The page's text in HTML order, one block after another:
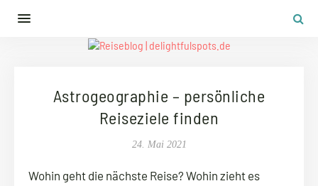
Astrogeographie – persönliche
Reiseziele finden
24. Mai 2021
Wohin geht die nächste Reise? Wohin zieht es